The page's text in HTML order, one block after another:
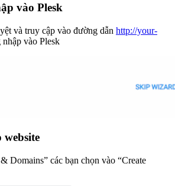
vào Plesk
và truy cập vào đường dẫn http://your-
nhập vào Plesk
Domains” các bạn chọn vào “Create